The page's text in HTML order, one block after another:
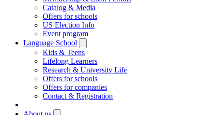
Catalog & Media
Offers for schools
US Election Info
Event program
Language School
submenu
Kids & Teens
Lifelong Learners
Research & University Life
Offers for schools
Offers for companies
Contact & Registration
|